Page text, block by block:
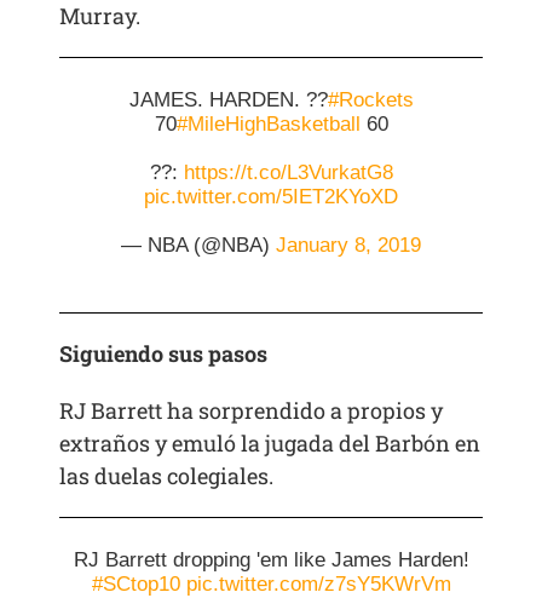
Murray.
JAMES. HARDEN. ??#Rockets
70#MileHighBasketball 60
??: https://t.co/L3VurkatG8
pic.twitter.com/5IET2KYoXD
— NBA (@NBA) January 8, 2019
Siguiendo sus pasos
RJ Barrett ha sorprendido a propios y
extraños y emuló la jugada del Barbón en
las duelas colegiales.
RJ Barrett dropping 'em like James Harden!
#SCtop10 pic.twitter.com/z7sY5KWrVm